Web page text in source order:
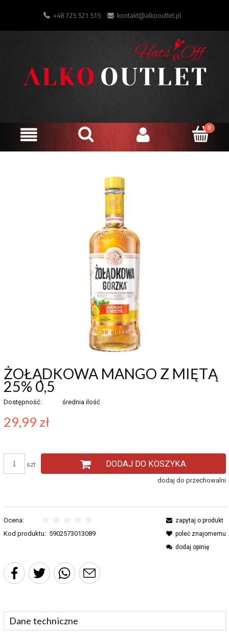
+48 725 521 515 kontakt@alkooutlet.pl
ŻOŁĄDKOWA MANGO Z MIĘTĄ
25% 0,5
Dostępność: średnia ilość
29,99 zł
szt DODAJ DO KOSZYKA
dodaj do przechowalni
Ocena:
Kod produktu: 5902573013089
zapytaj o produkt
poleć znajomemu
dodaj opinię
Dane techniczne